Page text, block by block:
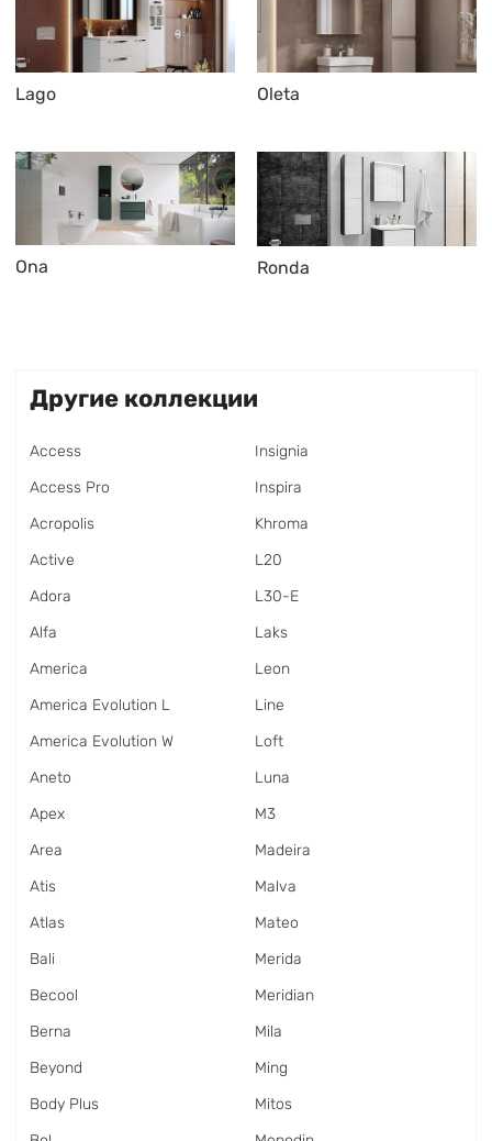
Lago Oleta
Ona Ronda
Другие коллекции
Access
Access Pro
Acropolis
Active
Adora
Alfa
America
America Evolution L
America Evolution W
Aneto
Apex
Area
Atis
Atlas
Bali
Becool
Berna
Beyond
Body Plus
Insignia
Inspira
Khroma
L20
L30-E
Laks
Leon
Line
Loft
Luna
M3
Madeira
Malva
Mateo
Merida
Meridian
Mila
Ming
Mitos